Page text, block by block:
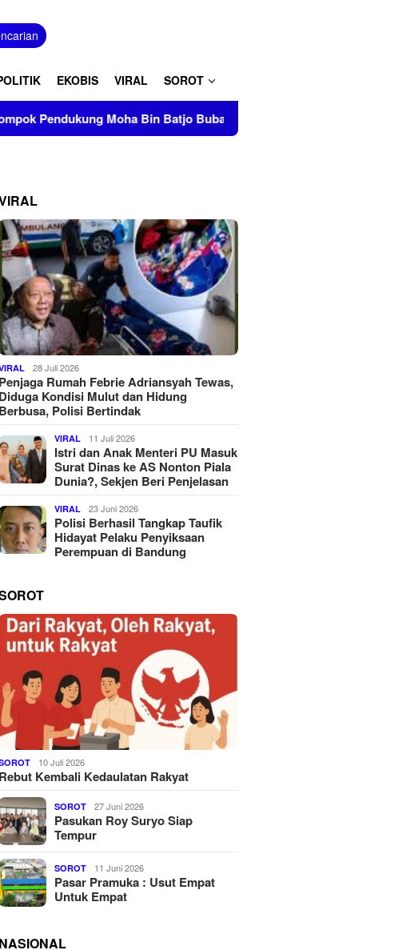
EKOBIS VIRAL SOROT
Bin Batjo Bubarkan Paksa Aksi PMII Makassar di AAS Building
28 Juli 2026
Penjaga Rumah Febrie Adriansyah Tewas,
Diduga Kondisi Mulut dan Hidung
Berbusa, Polisi Bertindak
VIRAL 11 Juli 2026
Istri dan Anak Menteri PU Masuk
Surat Dinas ke AS Nonton Piala
Dunia?, Sekjen Beri Penjelasan
VIRAL 23 Juni 2026
Polisi Berhasil Tangkap Taufik
Hidayat Pelaku Penyiksaan
Perempuan di Bandung
10 Juli 2026
Rebut Kembali Kedaulatan Rakyat
SOROT 27 Juni 2026
Pasukan Roy Suryo Siap
Tempur
SOROT 11 Juni 2026
Pasar Pramuka : Usut Empat
Untuk Empat
NASIONAL